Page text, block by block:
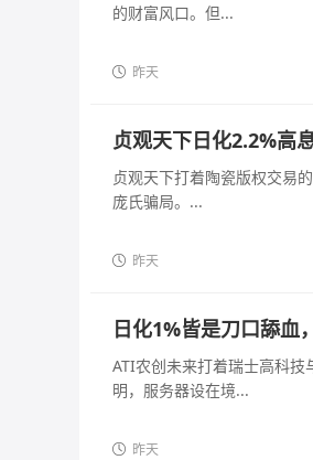
的财富风口。但...
昨天
贞观天下日化2.2%高
贞观天下打着陶瓷版权交易
庞氏骗局。...
昨天
日化1%皆是刀口舔血
ATI农创未来打着瑞士高科
明，服务器设在境...
昨天